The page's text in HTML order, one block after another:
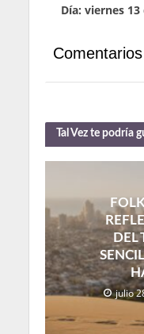
Día: viernes
Comentarios
Tal Vez te podría
DEL
julio